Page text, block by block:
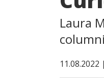
Laura
11.08.2022 |